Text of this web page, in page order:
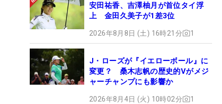
安田祐香、吉澤柚月が首位タイ浮
上 金田久美子が1差3位
2026年8月8日 (土) 16時21分 1
J・ローズが『イエローボール』に
変更？ 桑木志帆の歴史的Vがメジ
ャーチャンプにも影響か
2026年8月4日 (火) 10時02分 1